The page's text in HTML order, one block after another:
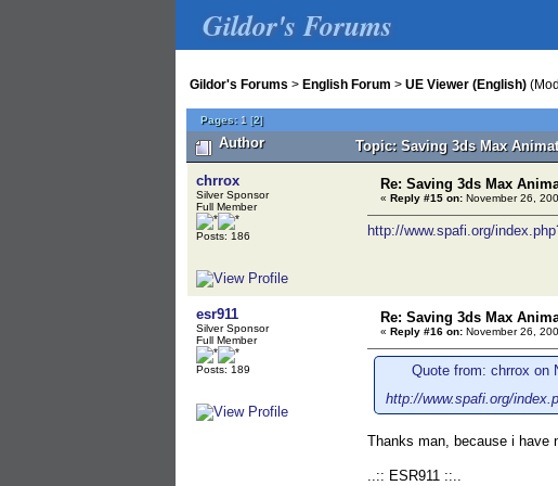
Gildor's Forums
Gildor's Forums > English Forum > UE Viewer (English)
Pages: 1 [2]
Author Topic: Saving 3ds Max
chrrox
Silver Sponsor
Full Member
Posts: 186
Re: Saving 3ds Max
« Reply #15 on: November 26,
http://www.spafi.org/
esr911
Silver Sponsor
Full Member
Posts: 189
Re: Saving 3ds Max
« Reply #16 on: November 26,
Quote from: chrrox on
http://www.spafi.org/
Thanks man, because i have
..:: ESR911 ::..